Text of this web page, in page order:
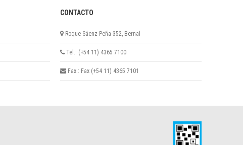
CONTACTO
Roque Sáenz Peña 352, Bernal
Tel.: (+54 11) 4365 7100
Fax.: Fax (+54 11) 4365 7101